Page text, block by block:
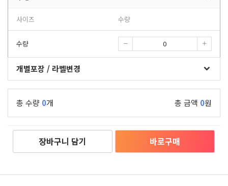
사이즈 수량
수량
개별포장 / 라벨변경
총 수량 0개 총 금액 0원
장바구니 담기 바로구매